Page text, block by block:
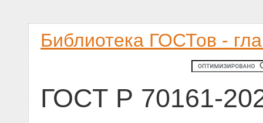
Библиотека ГОСТов -
ГОСТ Р 70161-